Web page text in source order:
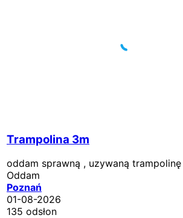
Trampolina 3m
oddam sprawną , uzywaną trampolinę
Oddam
Poznań
01-08-2026
135 odsłon